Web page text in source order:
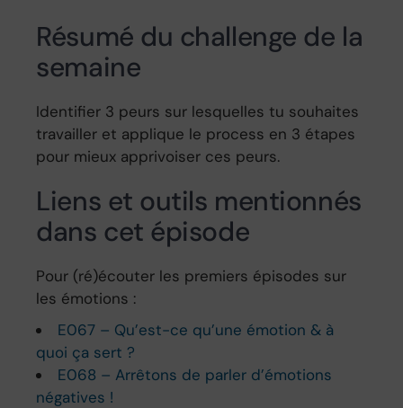
Résumé du challenge de la
semaine
Identifier 3 peurs sur lesquelles tu souhaites
travailler et applique le process en 3 étapes
pour mieux apprivoiser ces peurs.
Liens et outils mentionnés
dans cet épisode
Pour (ré)écouter les premiers épisodes sur
les émotions :
E067 – Qu’est-ce qu’une émotion & à
quoi ça sert ?
E068 – Arrêtons de parler d’émotions
négatives !